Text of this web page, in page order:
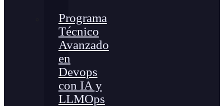
Programa
Técnico
Avanzado
en
Devops
con IA y
LLMOps